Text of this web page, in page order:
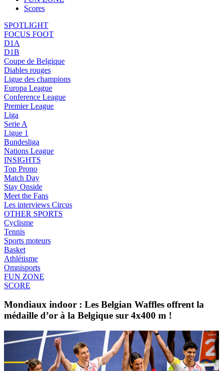
Scores
SPOTLIGHT
FOCUS FOOT
D1A
D1B
Coupe de Belgique
Diables rouges
Ligue des champions
Europa League
Conference League
Premier League
Liga
Serie A
Ligue 1
Bundesliga
Nations League
INSIGHTS
Top Prono
Match Day
Stay Onside
Meet the Fans
Les interviews Circus
OTHER SPORTS
Cyclisme
Tennis
Sports moteurs
Basket
Athlétisme
Omnisports
FUN ZONE
SCORE
Mondiaux indoor : Les Belgian Waffles offrent la
médaille d’or à la Belgique sur 4x400 m !